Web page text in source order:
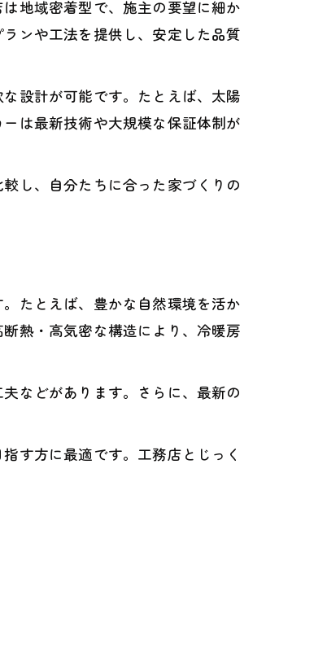
地域密着型で、施主の要望に細か
ンや工法を提供し、安定した品質
設計が可能です。たとえば、太陽
は最新技術や大規模な保証体制が
し、自分たちに合った家づくりの
たとえば、豊かな自然環境を活か
熱・高気密な構造により、冷暖房
などがあります。さらに、最新の
す方に最適です。工務店とじっく